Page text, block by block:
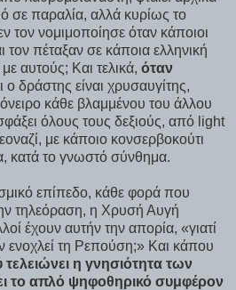
σε παραλία, αλλά κυρίως το
τον νομιμοποίησε όταν κάποιοι
πέταξαν σε κάποια ελληνική
αυτούς; Και τελικά, όταν
ο δράστης είναι χρυσαυγίτης,
όνειρο κάθε βλαμμένου του άλλου
όλους τους δεξιούς, από light
με κάποιο κονσερβοκούτι
κατά το γνωστό σύνθημα.
επίπεδο, κάθε φορά που
τηλεόραση, η Χρυσή Αυγή
έχουν αυτήν την απορία, «γιατί
ενοχλεί τη Ρεπούση;» Και κάπου
η γνησιότητα των
το απλό ψηφοθηρικό συμφέρον